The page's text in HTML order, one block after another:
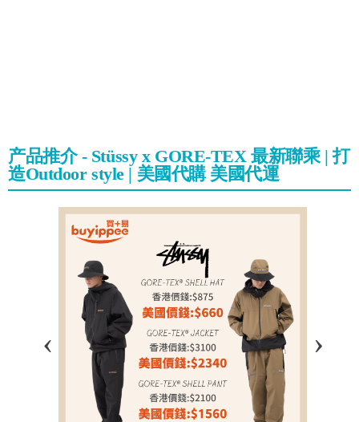
产品推介 - Stüssy x GORE-TEX 最新聯乘 | 打
造Outdoor style | 美國代購 美國代運